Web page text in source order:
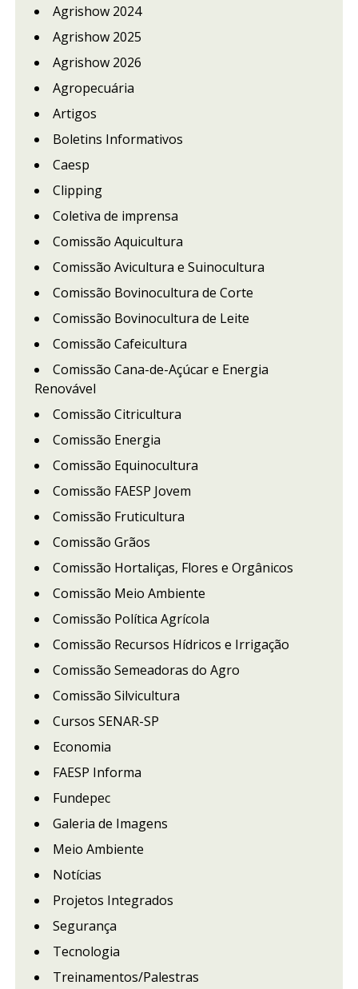
Agrishow 2024
Agrishow 2025
Agrishow 2026
Agropecuária
Artigos
Boletins Informativos
Caesp
Clipping
Coletiva de imprensa
Comissão Aquicultura
Comissão Avicultura e Suinocultura
Comissão Bovinocultura de Corte
Comissão Bovinocultura de Leite
Comissão Cafeicultura
Comissão Cana-de-Açúcar e Energia
Renovável
Comissão Citricultura
Comissão Energia
Comissão Equinocultura
Comissão FAESP Jovem
Comissão Fruticultura
Comissão Grãos
Comissão Hortaliças, Flores e Orgânicos
Comissão Meio Ambiente
Comissão Política Agrícola
Comissão Recursos Hídricos e Irrigação
Comissão Semeadoras do Agro
Comissão Silvicultura
Cursos SENAR-SP
Economia
FAESP Informa
Fundepec
Galeria de Imagens
Meio Ambiente
Notícias
Projetos Integrados
Segurança
Tecnologia
Treinamentos/Palestras